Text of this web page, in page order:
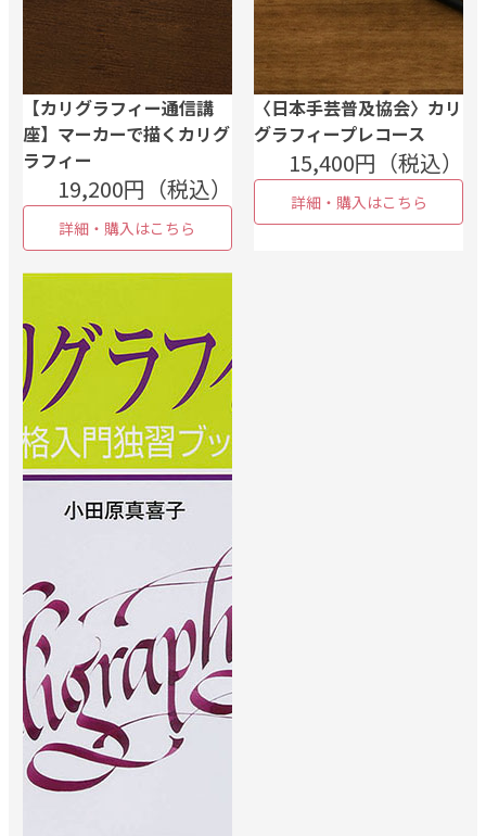
【カリグラフィー通信講
座】マーカーで描くカリグ
ラフィー
19,200円（税込）
詳細・購入はこちら
〈日本手芸普及協会〉カリ
グラフィープレコース
15,400円（税込）
詳細・購入はこちら